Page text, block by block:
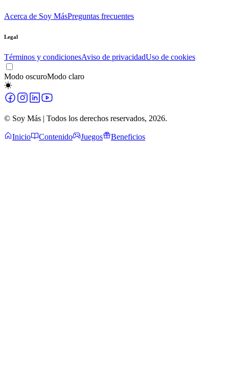
Acerca de Soy MásPreguntas frecuentes
Legal
Términos y condicionesAviso de privacidadUso de cookies
Modo oscuroModo claro
© Soy Más | Todos los derechos reservados, 2026.
Inicio Contenido Juegos Beneficios